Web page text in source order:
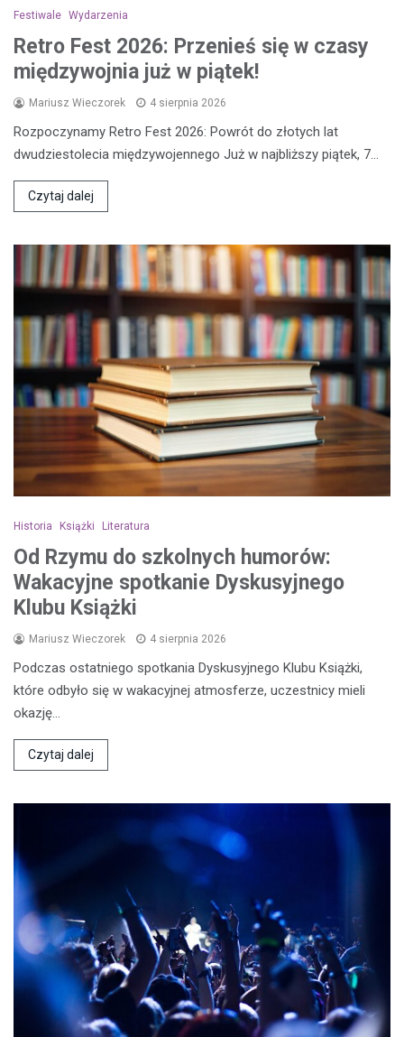
Festiwale Wydarzenia
Retro Fest 2026: Przenieś się w czasy
międzywojnia już w piątek!
Mariusz Wieczorek 4 sierpnia 2026
Rozpoczynamy Retro Fest 2026: Powrót do złotych lat
dwudziestolecia międzywojennego Już w najbliższy piątek, 7…
Czytaj dalej
Historia Książki Literatura
Od Rzymu do szkolnych humorów:
Wakacyjne spotkanie Dyskusyjnego
Klubu Książki
Mariusz Wieczorek 4 sierpnia 2026
Podczas ostatniego spotkania Dyskusyjnego Klubu Książki,
które odbyło się w wakacyjnej atmosferze, uczestnicy mieli
okazję…
Czytaj dalej